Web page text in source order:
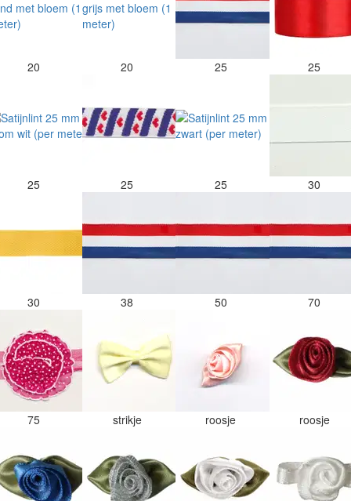
20 20 25 25
25 25 25 30
30 38 50 70
75 strikje roosje roosje